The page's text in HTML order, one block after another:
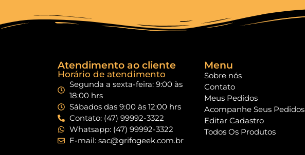
Atendimento ao cliente
Horário de atendimento
Segunda a sexta-feira: 9:00 às
18:00 hrs
Sábados das 9:00 às 12:00 hrs
Contato: (47) 99992-3322
Whatsapp: (47) 99992-3322
E-mail: sac@grifogeek.com.br
Menu
Sobre nós
Contato
Meus Pedidos
Acompanhe Seus Pedidos
Editar Cadastro
Todos Os Produtos